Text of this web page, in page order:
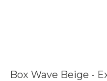
Box Wave Beige -